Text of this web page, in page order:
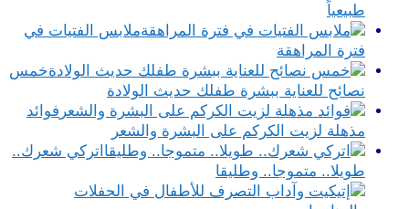
طبيعياً
ملابس الفتيات في
فترة المراهقة
خمس
نصائح للعناية ببشرة طفلك حديث الولادة
فوائد
مذهلة لزيت الكركم على البشرة والشعر
اتركي شعرك..
طويلا.. متموجا.. وطليقا